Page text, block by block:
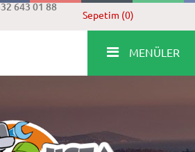
643 01 88
Sepetim (0)
MENÜLER